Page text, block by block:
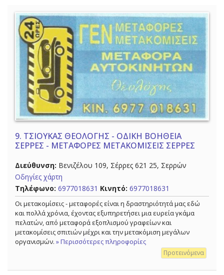
9. ΤΣΙΟΥΚΑΣ ΘΕΟΛΟΓΗΣ - ΟΔΙΚΗ ΒΟΗΘΕΙΑ
ΣΕΡΡΕΣ - ΜΕΤΑΦΟΡΕΣ ΜΕΤΑΚΟΜΙΣΕΙΣ ΣΕΡΡΕΣ
Διεύθυνση: Βενιζέλου 109, Σέρρες 621 25, Σερρών
Οδηγίες χάρτη
Τηλέφωνο: 6977018631 Κινητό: 6977018631
Οι μετακομίσεις - μεταφορές είναι η δραστηριότητά μας εδώ
και πολλά χρόνια, έχοντας εξυπηρετήσει μια ευρεία γκάμα
πελατών, από μεταφορά εξοπλισμού γραφείων και
μετακομίσεις σπιτιών μέχρι και την μετακόμιση μεγάλων
οργανισμών. » Περισσότερες πληροφορίες
Προτεινόμενα